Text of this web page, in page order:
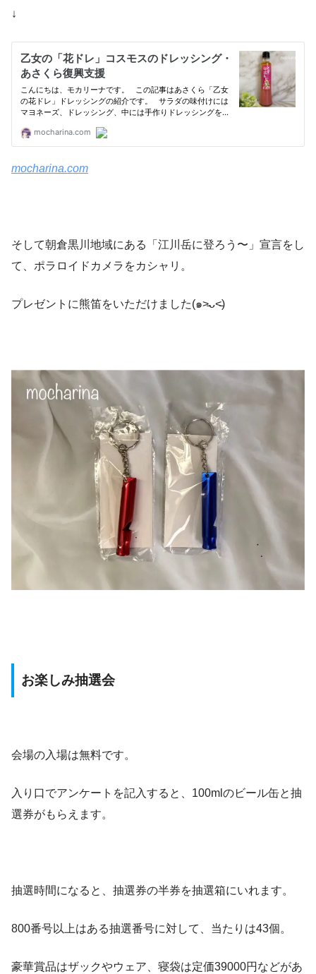
↓
mocharina.com
そして朝倉黒川地域にある「江川岳に登ろう〜」宣言をし
て、ポラロイドカメラをカシャリ。
プレゼントに熊笛をいただけました(๑˃̵ᴗ˂̵)
お楽しみ抽選会
会場の入場は無料です。
入り口でアンケートを記入すると、100mlのビール缶と抽
選券がもらえます。
抽選時間になると、抽選券の半券を抽選箱にいれます。
800番号以上はある抽選番号に対して、当たりは43個。
豪華賞品はザックやウェア、寝袋は定価39000円などがあ